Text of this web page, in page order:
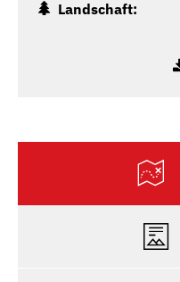
Landschaft: